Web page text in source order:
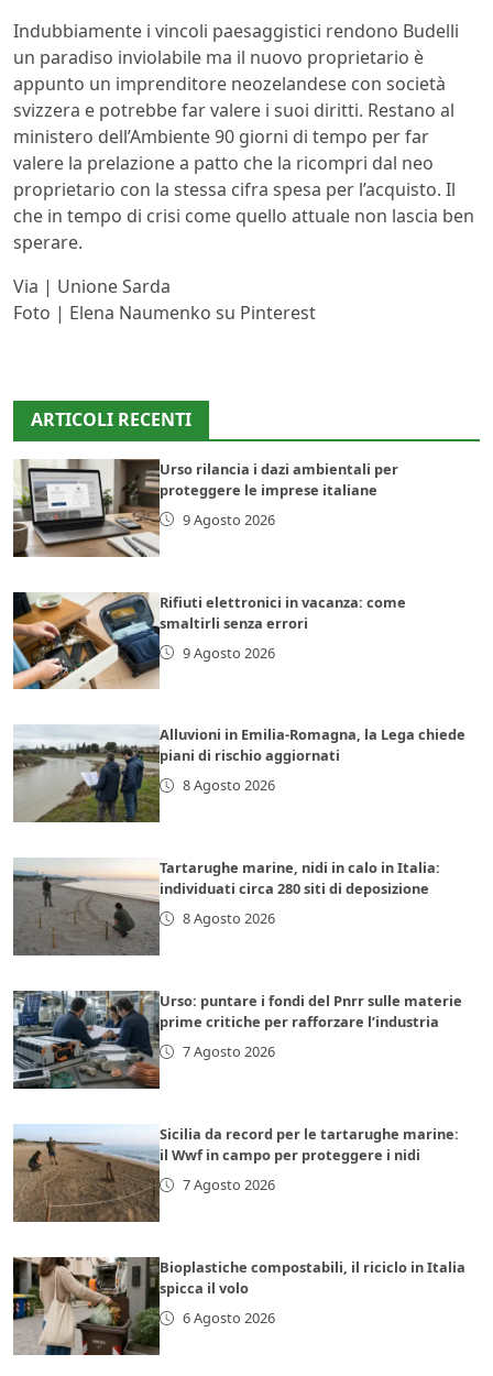
Indubbiamente i vincoli paesaggistici rendono Budelli
un paradiso inviolabile ma il nuovo proprietario è
appunto un imprenditore neozelandese con società
svizzera e potrebbe far valere i suoi diritti. Restano al
ministero dell’Ambiente 90 giorni di tempo per far
valere la prelazione a patto che la ricompri dal neo
proprietario con la stessa cifra spesa per l’acquisto. Il
che in tempo di crisi come quello attuale non lascia ben
sperare.
Via | Unione Sarda
Foto | Elena Naumenko su Pinterest
ARTICOLI RECENTI
Urso rilancia i dazi ambientali per
proteggere le imprese italiane
9 Agosto 2026
Rifiuti elettronici in vacanza: come
smaltirli senza errori
9 Agosto 2026
Alluvioni in Emilia-Romagna, la Lega chiede
piani di rischio aggiornati
8 Agosto 2026
Tartarughe marine, nidi in calo in Italia:
individuati circa 280 siti di deposizione
8 Agosto 2026
Urso: puntare i fondi del Pnrr sulle materie
prime critiche per rafforzare l’industria
7 Agosto 2026
Sicilia da record per le tartarughe marine:
il Wwf in campo per proteggere i nidi
7 Agosto 2026
Bioplastiche compostabili, il riciclo in Italia
spicca il volo
6 Agosto 2026